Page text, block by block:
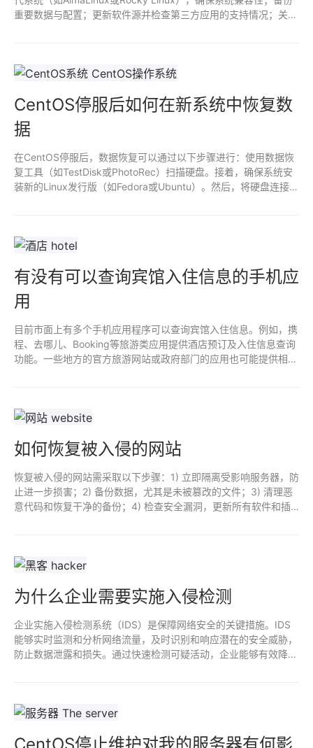
重要数据与配置；更新软件源并检查第三方应用的支持情况；关注
CentOS停服后如何在新系统中恢复数
据
在CentOS停服后，数据恢复可以通过以下步骤进行：使用数据恢
复工具（如TestDisk或PhotoRec）扫描硬盘。接着，确保系统安
装新的Linux发行版（如Fedora或Ubuntu）。然后，将硬盘连接到
有没有可以查询宾馆入住信息的手机应
用
目前市面上有多个手机应用程序可以查询宾馆入住信息。例如，携
程、去哪儿、Booking等旅游类应用提供酒店预订及入住信息查询
功能。一些地方的官方旅游网站或政府部门的应用也可能提供相关
如何恢复被入侵的网站
恢复被入侵的网站需采取以下步骤：1) 立即隔离受影响服务器，防
止进一步损害；2) 备份数据，尤其是未被篡改的文件；3) 清理恶
意代码和恢复干净的备份；4) 检查安全漏洞，更新所有软件和插
为什么企业需要实施入侵检测
企业实施入侵检测系统（IDS）是保障网络安全的关键措施。IDS
能够实时监测和分析网络流量，及时识别和响应潜在的安全威胁，
防止数据泄露和损失。通过快速检测可疑活动，企业能够有效降低
CentOS停止维护对我的服务器有何影